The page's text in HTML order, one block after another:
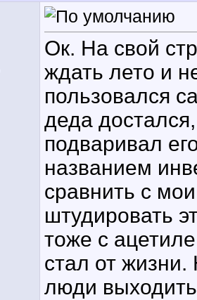
Ок. На свой
ждать лето и
пользовался
деда
подваривал
названием
сравнить с
штудировать
тоже с
стал от жизни.
люди